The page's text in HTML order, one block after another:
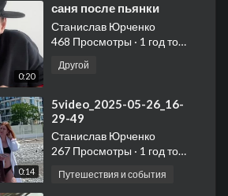
0:20
⁣саня после пьянки
Станислав Юрченко
468 Просмотры · 1 год тому назад
Другой
0:14
⁣5video_2025-05-26_16-
29-49
Станислав Юрченко
267 Просмотры · 1 год тому назад
Путешествия и события